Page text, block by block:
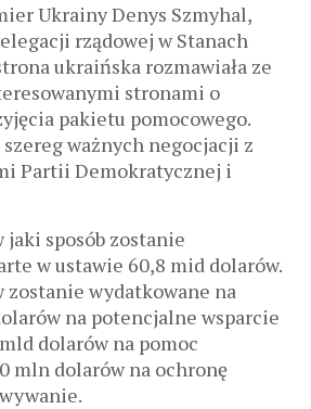
Ukrainy Denys Szmyhal,
rządowej w Stanach
ukraińska rozmawiała ze
stronami o
pakietu pomocowego.
ważnych negocjacji z
Partii Demokratycznej i
jaki sposób zostanie
w ustawie 60,8 mid dolarów.
zostanie wydatkowane na
na potencjalne wsparcie
dolarów na pomoc
mln dolarów na ochronę